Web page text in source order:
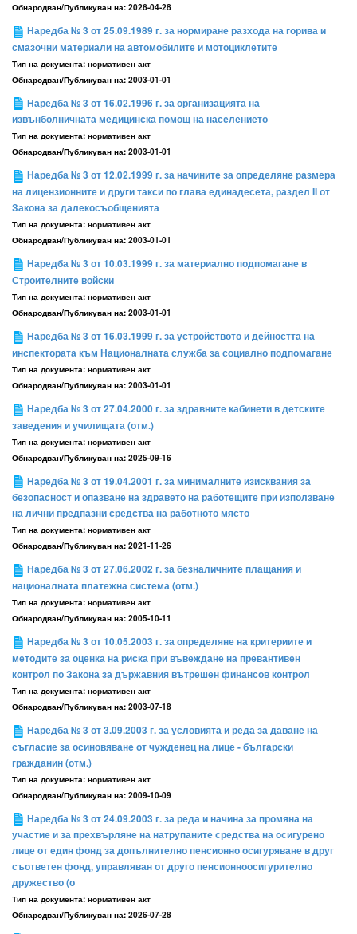
Обнародван/Публикуван на: 2026-04-28
Наредба № 3 от 25.09.1989 г. за нормиране разхода на горива и
смазочни материали на автомобилите и мотоциклетите
Тип на документа: нормативен акт
Обнародван/Публикуван на: 2003-01-01
Наредба № 3 от 16.02.1996 г. за организацията на
извънболничната медицинска помощ на населението
Тип на документа: нормативен акт
Обнародван/Публикуван на: 2003-01-01
Наредба № 3 от 12.02.1999 г. за начините за определяне размера
на лицензионните и други такси по глава единадесета, раздел II от
Закона за далекосъобщенията
Тип на документа: нормативен акт
Обнародван/Публикуван на: 2003-01-01
Наредба № 3 от 10.03.1999 г. за материално подпомагане в
Строителните войски
Тип на документа: нормативен акт
Обнародван/Публикуван на: 2003-01-01
Наредба № 3 от 16.03.1999 г. за устройството и дейността на
инспектората към Националната служба за социално подпомагане
Тип на документа: нормативен акт
Обнародван/Публикуван на: 2003-01-01
Наредба № 3 от 27.04.2000 г. за здравните кабинети в детските
заведения и училищата (отм.)
Тип на документа: нормативен акт
Обнародван/Публикуван на: 2025-09-16
Наредба № 3 от 19.04.2001 г. за минималните изисквания за
безопасност и опазване на здравето на работещите при използване
на лични предпазни средства на работното място
Тип на документа: нормативен акт
Обнародван/Публикуван на: 2021-11-26
Наредба № 3 от 27.06.2002 г. за безналичните плащания и
националната платежна система (отм.)
Тип на документа: нормативен акт
Обнародван/Публикуван на: 2005-10-11
Наредба № 3 от 10.05.2003 г. за определяне на критериите и
методите за оценка на риска при въвеждане на превантивен
контрол по Закона за държавния вътрешен финансов контрол
Тип на документа: нормативен акт
Обнародван/Публикуван на: 2003-07-18
Наредба № 3 от 3.09.2003 г. за условията и реда за даване на
съгласие за осиновяване от чужденец на лице - български
гражданин (отм.)
Тип на документа: нормативен акт
Обнародван/Публикуван на: 2009-10-09
Наредба № 3 от 24.09.2003 г. за реда и начина за промяна на
участие и за прехвърляне на натрупаните средства на осигурено
лице от един фонд за допълнително пенсионно осигуряване в друг
съответен фонд, управляван от друго пенсионноосигурително
дружество (о
Тип на документа: нормативен акт
Обнародван/Публикуван на: 2026-07-28